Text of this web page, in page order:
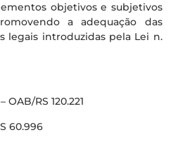
objetivos e subjetivos
a adequação das
legais introduzidas pela Lei n.
RS 120.221
60.996